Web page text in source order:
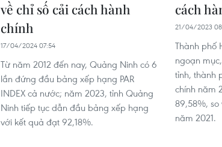
về chỉ số cải cách hành
chính
17/04/2024 07:54
Từ năm 2012 đến nay, Quảng Ninh có 6
lần đứng đầu bảng xếp hạng PAR
INDEX cả nước; năm 2023, tỉnh Quảng
Ninh tiếp tục dẫn đầu bảng xếp hạng
với kết quả đạt 92,18%.
cách
21/04/2023
Thành phố
ngoạn
tỉnh, thành
chính năm
89,58%,
năm 2021.